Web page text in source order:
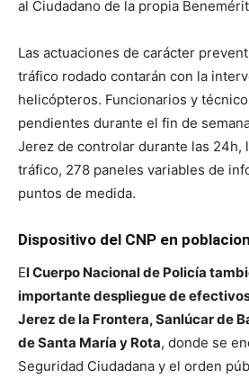
al Ciudadano de la propia
Las actuaciones de carácter
tráfico rodado contarán con la
helicópteros. Funcionarios y
pendientes durante el fin de
Jerez de controlar durante las 24h,
tráfico, 278 paneles variables de
puntos de medida.
Dispositivo del CNP en
El Cuerpo Nacional de Policía
importante despliegue de
Jerez de la Frontera, Sanlúcar de
de Santa María y Rota, donde se
Seguridad Ciudadana y el orden